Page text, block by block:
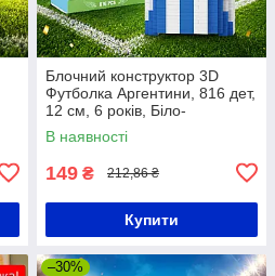
Блочний конструктор 3D
Футболка Аргентини, 816 дет,
12 см, 6 років, Біло-
блакитний / Міні-конструктор
футболка Мессі
В наявності
149 ₴ 212,86 ₴
Купити
–30%